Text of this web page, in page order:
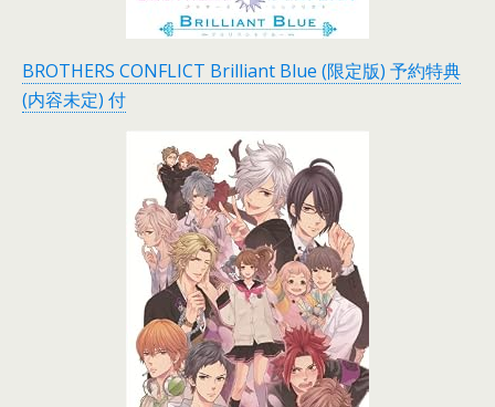
BROTHERS CONFLICT Brilliant Blue (限定版) 予約特典
(内容未定) 付